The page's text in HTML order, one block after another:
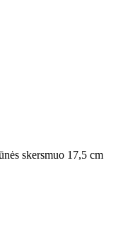
skersmuo 17,5 cm